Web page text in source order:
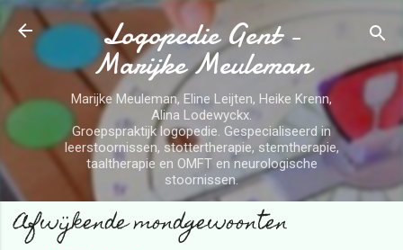
Doorgaan naar hoofdcontent
Logopedie Gent -
Marijke Meuleman
Marijke Meuleman, Eline Leijten, Heike Krenn,
Alina Lodewyckx.
Groepspraktijk logopedie. Gespecialiseerd in
leerstoornissen, stottertherapie, stemtherapie,
taaltherapie en OMFT en neurologische
stoornissen.
Afwijkende mondgewoonten